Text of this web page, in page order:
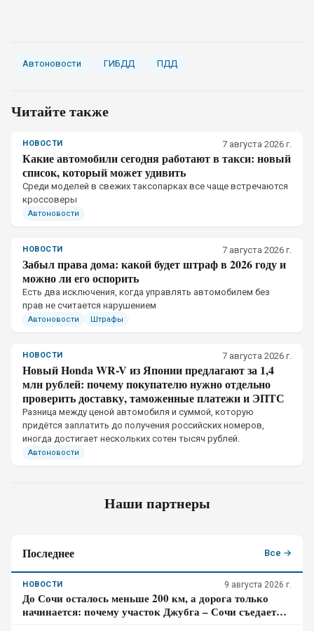
Автоновости ГИБДД ПДД
Читайте также
НОВОСТИ 7 августа 2026 г.
Какие автомобили сегодня работают в такси: новый
список, который может удивить
Среди моделей в свежих таксопарках все чаще встречаются
кроссоверы
Автоновости
НОВОСТИ 7 августа 2026 г.
Забыл права дома: какой будет штраф в 2026 году и
можно ли его оспорить
Есть два исключения, когда управлять автомобилем без
прав не считается нарушением
Автоновости Штрафы
НОВОСТИ 7 августа 2026 г.
Новый Honda WR-V из Японии предлагают за 1,4
млн рублей: почему покупателю нужно отдельно
проверить доставку, таможенные платежи и ЭПТС
Разница между ценой автомобиля и суммой, которую
придётся заплатить до получения российских номеров,
иногда достигает нескольких сотен тысяч рублей.
Автоновости
Наши партнеры
Последнее Все →
НОВОСТИ 9 августа 2026 г.
До Сочи осталось меньше 200 км, а дорога только
начинается: почему участок Джубга – Сочи съедает